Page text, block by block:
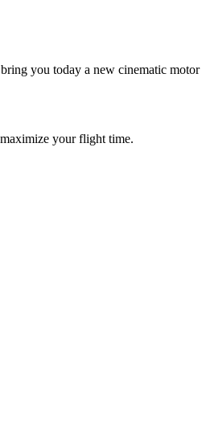
you today a new cinematic motor
your flight time.